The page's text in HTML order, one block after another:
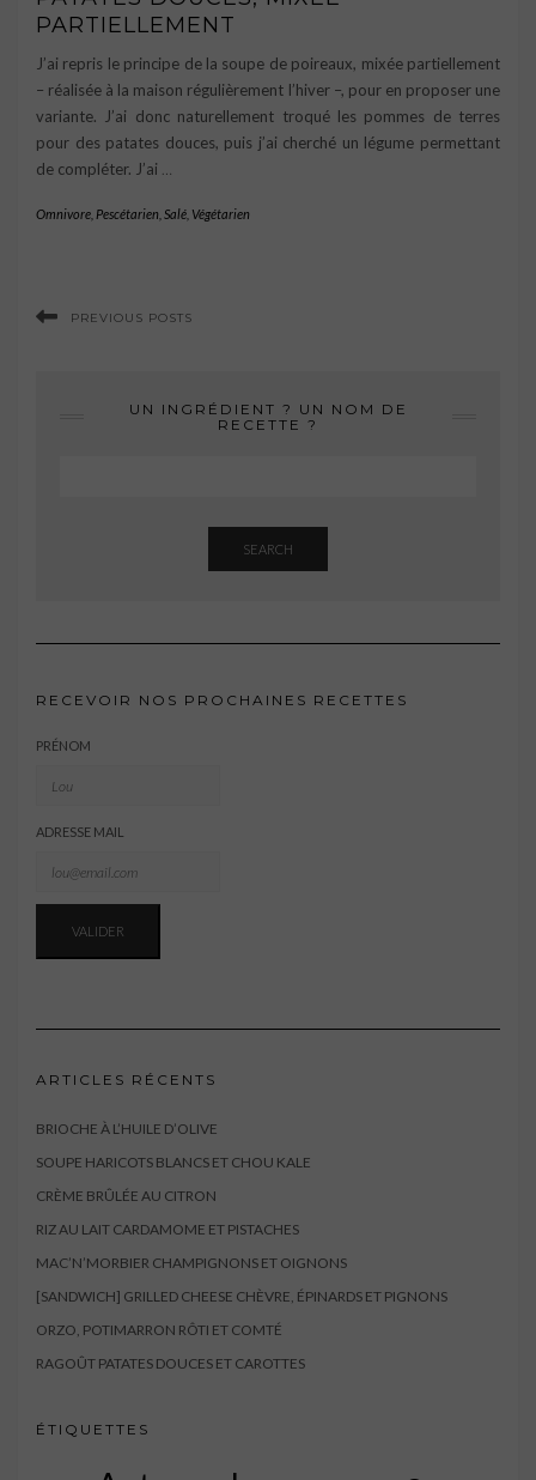
PARTIELLEMENT
J’ai repris le principe de la soupe de poireaux, mixée partiellement
– réalisée à la maison régulièrement l’hiver –, pour en proposer une
variante. J’ai donc naturellement troqué les pommes de terres
pour des patates douces, puis j’ai cherché un légume permettant
de compléter. J’ai …
Omnivore Pescétarien Salé Végétarien
PREVIOUS POSTS
UN INGRÉDIENT ? UN NOM DE
RECETTE ?
SEARCH
RECEVOIR NOS PROCHAINES RECETTES
PRÉNOM
ADRESSE MAIL
ARTICLES RÉCENTS
BRIOCHE À L’HUILE D’OLIVE
SOUPE HARICOTS BLANCS ET CHOU KALE
CRÈME BRÛLÉE AU CITRON
RIZ AU LAIT CARDAMOME ET PISTACHES
MAC’N’MORBIER CHAMPIGNONS ET OIGNONS
[SANDWICH] GRILLED CHEESE CHÈVRE, ÉPINARDS ET PIGNONS
ORZO, POTIMARRON RÔTI ET COMTÉ
RAGOÛT PATATES DOUCES ET CAROTTES
ÉTIQUETTES